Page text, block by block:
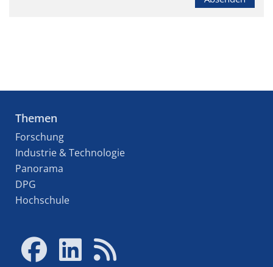
Themen
Forschung
Industrie & Technologie
Panorama
DPG
Hochschule